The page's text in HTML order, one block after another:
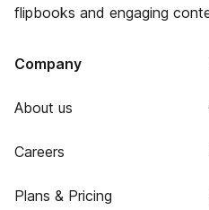
flipbooks and engaging
Company
About us
Careers
Plans & Pricing